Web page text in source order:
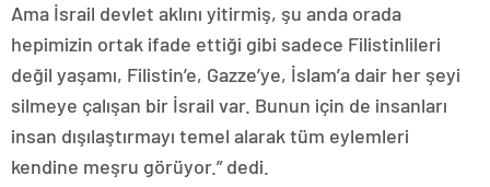
Ama İsrail devlet aklını yitirmiş, şu anda orada
hepimizin ortak ifade ettiği gibi sadece Filistinlileri
değil yaşamı, Filistin’e, Gazze’ye, İslam’a dair her şeyi
silmeye çalışan bir İsrail var. Bunun için de insanları
insan dışılaştırmayı temel alarak tüm eylemleri
kendine meşru görüyor.” dedi.